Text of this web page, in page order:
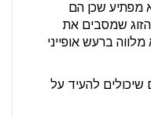
מפתיע שכן הם
שמסבים את
ברעש אופייני
להעיד על